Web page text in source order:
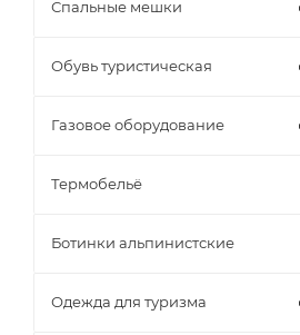
Спальные мешки
Обувь туристическая
Газовое оборудование
Термобельё
Ботинки альпинистские
Одежда для туризма